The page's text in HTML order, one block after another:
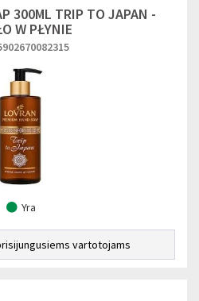
300ML TRIP TO JAPAN -
W PŁYNIE
Yra
vartotojams